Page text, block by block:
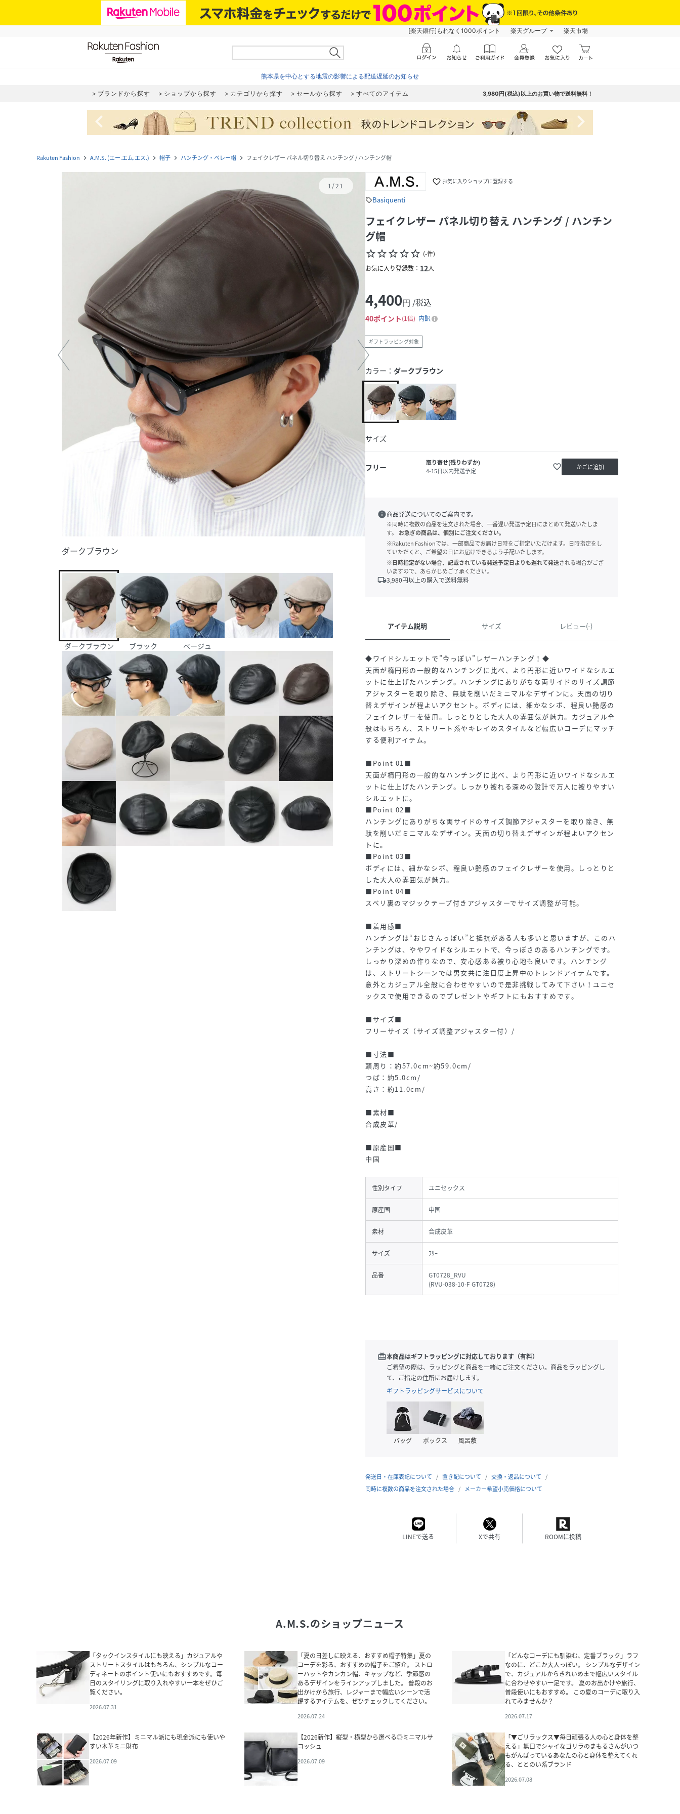
[楽天銀行]もれなく1000ポイント 楽天グループ 楽天市場
熊本県を中心とする地震の影響による配送遅延のお知らせ
ブランドから探す ショップから探す カテゴリから探す セールから探す すべてのアイテム 3,980円(税込)以上のお買い物で送料無料！
navigate_before navigate_next
Rakuten Fashion navigate_next A.M.S. (エー.エム.エス.) navigate_next 帽子 navigate_next ハンチング・ベレー帽 navigate_next フェイクレザー パネル切り替え ハンチング / ハンチング帽
1/21
ダークブラウン
ダークブラウン ブラック ベージュ
favorite_border お気に入りショップに登録する
sellBasiquenti
フェイクレザー パネル切り替え ハンチング / ハンチン
グ帽
star_borderstar_borderstar_borderstar_borderstar_border (-件)
お気に入り登録数： 12人
4,400円 /税込
40ポイント 1倍 内訳
ギフトラッピング対象
カラー： ダークブラウン
サイズ
フリー
取り寄せ(残りわずか)
4-15日以内発送予定
favorite_border かごに追加
info商品発送についてのご案内です。
※同時に複数の商品を注文された場合、一番遅い発送予定日にまとめて発送いたしま
す。
お急ぎの商品は、個別にご注文ください。
※Rakuten Fashionでは、一部商品でお届け日時をご指定いただけます。日時指定をし
ていただくと、ご希望の日にお届けできるよう手配いたします。
※日時指定がない場合、記載されている発送予定日よりも遅れて発送される場合がござ
いますので、あらかじめご了承ください。
local_shipping3,980円以上の購入で送料無料
アイテム説明 サイズ レビュー(-)
◆ワイドシルエットで”今っぽい”レザーハンチング！◆
天面が楕円形の一般的なハンチングに比べ、より円形に近いワイドなシルエ
ットに仕上げたハンチング。ハンチングにありがちな両サイドのサイズ調節
アジャスターを取り除き、無駄を削いだミニマルなデザインに。天面の切り
替えデザインが程よいアクセント。ボディには、細かなシボ、程良い艶感の
フェイクレザーを使用。しっとりとした大人の雰囲気が魅力。カジュアル全
般はもちろん、ストリート系やキレイめスタイルなど幅広いコーデにマッチ
する便利アイテム。
■Point 01■
天面が楕円形の一般的なハンチングに比べ、より円形に近いワイドなシルエ
ットに仕上げたハンチング。しっかり被れる深めの設計で万人に被りやすい
シルエットに。
■Point 02■
ハンチングにありがちな両サイドのサイズ調節アジャスターを取り除き、無
駄を削いだミニマルなデザイン。天面の切り替えデザインが程よいアクセン
トに。
■Point 03■
ボディには、細かなシボ、程良い艶感のフェイクレザーを使用。しっとりと
した大人の雰囲気が魅力。
■Point 04■
スベリ裏のマジックテープ付きアジャスターでサイズ調整が可能。
■着用感■
ハンチングは“おじさんっぽい”と抵抗がある人も多いと思いますが、このハ
ンチングは、ややワイドなシルエットで、今っぽさのあるハンチングです。
しっかり深めの作りなので、安心感ある被り心地も良いです。ハンチング
は、ストリートシーンでは男女共に注目度上昇中のトレンドアイテムです。
意外とカジュアル全般に合わせやすいので是非挑戦してみて下さい！ユニセ
ックスで使用できるのでプレゼントやギフトにもおすすめです。
■サイズ■
フリーサイズ（サイズ調整アジャスター付）/
■寸法■
頭周り：約57.0cm~約59.0cm/
つば：約5.0cm/
高さ：約11.0cm/
■素材■
合成皮革/
■原産国■
中国
性別タイプ ユニセックス
原産国 中国
素材 合成皮革
サイズ ﾌﾘｰ
品番
GT0728_RVU
(RVU-038-10-F GT0728)
redeem本商品はギフトラッピングに対応しております（有料）
ご希望の際は、ラッピングと商品を一緒にご注文ください。商品をラッピングし
て、ご指定の住所にお届けします。
ギフトラッピングサービスについて
バッグ ボックス 風呂敷
発送日・在庫表記について 置き配について
交換・返品について
同時に複数の商品を注文された場合
メーカー希望小売価格について
LINEで送る Xで共有 ROOMに投稿
A.M.S.のショップニュース
「タックインスタイルにも映える」カジュアルや
ストリートスタイルはもちろん、シンプルなコー
ディネートのポイント使いにもおすすめです。毎
日のスタイリングに取り入れやすい一本をぜひご
覧ください。
2026.07.31
「夏の日差しに映える、おすすめ帽子特集」夏の
コーデを彩る、おすすめの帽子をご紹介。 ストロ
ーハットやカンカン帽、キャップなど、季節感の
あるデザインをラインアップしました。 普段のお
出かけから旅行、レジャーまで幅広いシーンで活
躍するアイテムを、ぜひチェックしてください。
2026.07.24
「どんなコーデにも馴染む、定番ブラック」ラフ
なのに、どこか大人っぽい。 シンプルなデザイン
で、カジュアルからきれいめまで幅広いスタイル
に合わせやすい一足です。 夏のお出かけや旅行、
普段使いにもおすすめ。 この夏のコーデに取り入
れてみませんか？
2026.07.17
【2026年新作】ミニマル派にも現金派にも使いや
すい本革ミニ財布
2026.07.09
【2026新作】縦型・横型から選べる◎ミニマルサ
コッシュ
2026.07.09
「▼ごリラックス▼毎日頑張る人の心と身体を整
える」無口でシャイなゴリラのまもるさんがいつ
もがんばっているあなたの心と身体を整えてくれ
る、ととのい系ブランド
2026.07.08